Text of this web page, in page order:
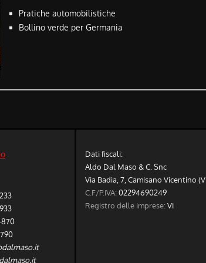
Pratiche automobilistiche
Bollino verde per Germania
Dati fiscali:
Aldo Dal Maso & C. Snc
Via Badia, 7, Camisano Vicentino
C.F/P.IVA:02294690249
Registro delle imprese:VI